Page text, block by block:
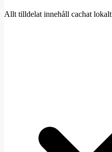
Allt tilldelat innehåll cachat lokalt